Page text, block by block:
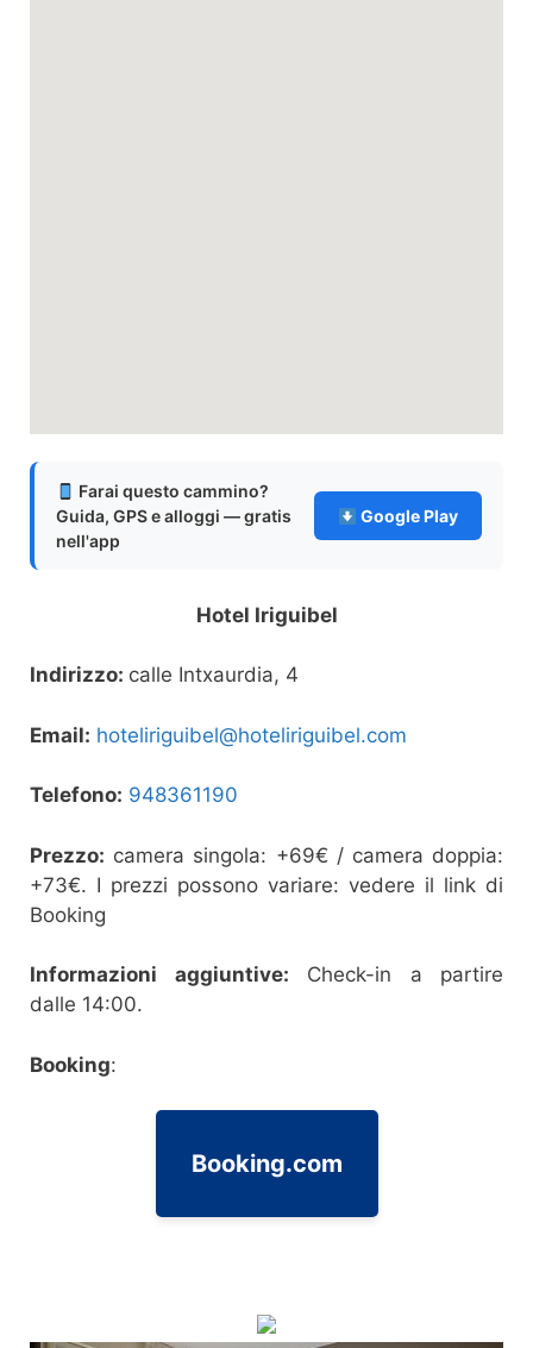
Farai questo cammino?
Guida, GPS e alloggi — gratis
nell'app
Google Play
Hotel Iriguibel
Indirizzo: calle Intxaurdia, 4
Email: hoteliriguibel@hoteliriguibel.com
Telefono: 948361190
Prezzo: camera singola: +69€ / camera doppia:
+73€. I prezzi possono variare: vedere il link di
Booking
Informazioni aggiuntive: Check-in a partire
dalle 14:00.
Booking:
Booking.com